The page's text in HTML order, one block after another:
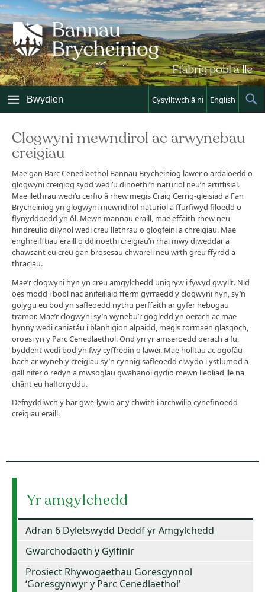
Skip
to
content
Bwydlen Cysylltwch â ni English
Clogwyni mewndirol ac arwynebau
creigiau
Mae gan Barc Cenedlaethol Bannau Brycheiniog lawer o ardaloedd o
glogwyni creigiog sydd wedi’u dinoethi’n naturiol neu’n artiffisial.
Mae llethrau wedi’u cerfio â rhew megis Craig Cerrig-gleisiad a Fan
Brycheiniog yn glogwyni mewndirol naturiol a ffurfiwyd filoedd o
flynyddoedd yn ôl. Mewn mannau eraill, mae effaith rhew neu
hindreulio dilynol wedi creu llethrau o glogfeini a chreigiau. Mae
enghreifftiau eraill o ddinoethi creigiau’n rhai mwy diweddar a
chawsant eu creu gan brosesau chwareli neu wrth greu ffyrdd a
thraciau.
Mae’r clogwyni hyn yn creu amgylchedd unigryw i fywyd gwyllt. Nid
oes modd i bobl nac anifeiliaid fferm gyrraedd y clogwyni hyn, sy’n
golygu eu bod yn safleoedd nythu perffaith ar gyfer hebogau
tramor. Mae’r clogwyni sy’n wynebu’r gogledd yn oerach ac mae
hynny wedi caniatáu i blanhigion alpaidd, megis tormaen glasgoch,
oroesi yn y Parc Cenedlaethol. Ond yn yr amseroedd oerach a fu,
byddent wedi bod yn fwy cyffredin o lawer. Mae holltau ac ogofâu
bach ar wyneb y creigiau sy’n cynnig safleoedd clwydo i ystlumod a
gall nifer o redyn a mwsoglau gwahanol gydio mewn lleoliad lle na
chânt eu haflonyddu.
Defnyddiwch y bar gwe-lywio ar y chwith i archwilio cynefinoedd
creigiau eraill.
Yr amgylchedd
Adran 6 Dyletswydd Deddf yr Amgylchedd
Gwarchodaeth y Gylfinir
Prosiect Rhywogaethau Goresgynnol
‘Goresgynwyr y Parc Cenedlaethol’